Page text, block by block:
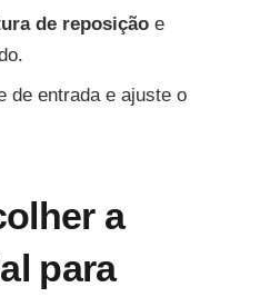
de reposição e
de entrada e ajuste o
a
para